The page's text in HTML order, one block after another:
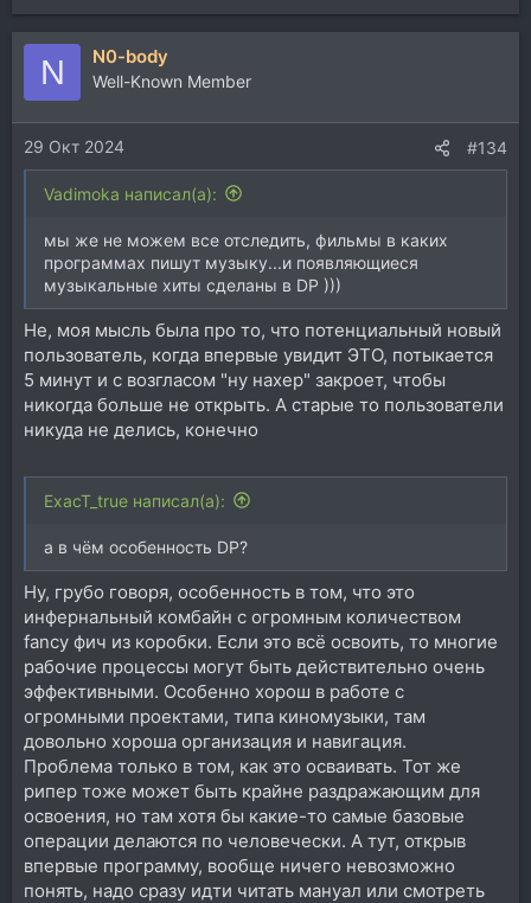
е
а
и
и
:
N N0-body
Well-Known Member
29 Окт 2024 #134
Vadimoka написал(а):
мы же не можем все отследить, фильмы в каких
программах пишут музыку...и появляющиеся
музыкальные хиты сделаны в DP )))
Не, моя мысль была про то, что потенциальный новый
пользователь, когда впервые увидит ЭТО, потыкается
5 минут и с возгласом "ну нахер" закроет, чтобы
никогда больше не открыть. А старые то пользователи
никуда не делись, конечно
ExacT_true написал(а):
а в чём особенность DP?
Ну, грубо говоря, особенность в том, что это
инфернальный комбайн с огромным количеством
fancy фич из коробки. Если это всё освоить, то многие
рабочие процессы могут быть действительно очень
эффективными. Особенно хорош в работе с
огромными проектами, типа киномузыки, там
довольно хороша организация и навигация.
Проблема только в том, как это осваивать. Тот же
рипер тоже может быть крайне раздражающим для
освоения, но там хотя бы какие-то самые базовые
операции делаются по человечески. А тут, открыв
впервые программу, вообще ничего невозможно
понять, надо сразу идти читать мануал или смотреть